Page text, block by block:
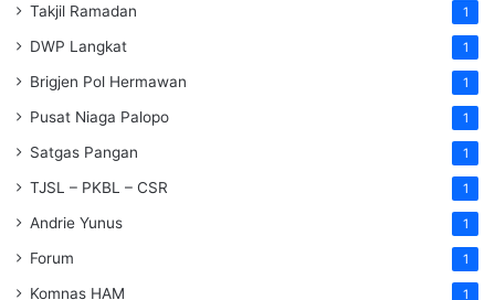
Takjil Ramadan 1
DWP Langkat 1
Brigjen Pol Hermawan 1
Pusat Niaga Palopo 1
Satgas Pangan 1
TJSL – PKBL – CSR 1
Andrie Yunus 1
Forum 1
Komnas HAM 1